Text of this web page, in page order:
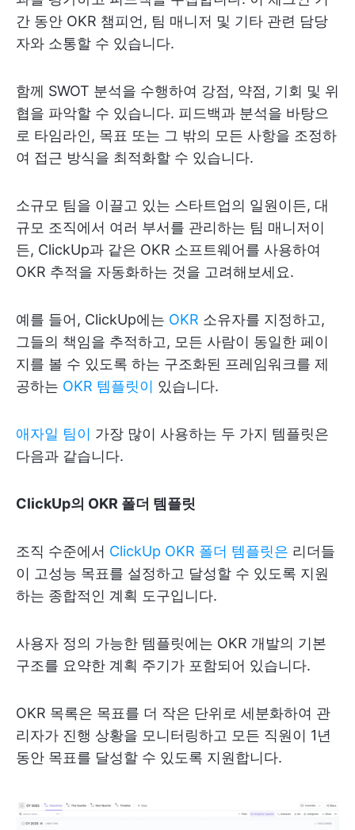
간 동안 OKR 챔피언, 팀 매니저 및 기타 관련 담당
자와 소통할 수 있습니다.
함께 SWOT 분석을 수행하여 강점, 약점, 기회 및 위
협을 파악할 수 있습니다. 피드백과 분석을 바탕으
로 타임라인, 목표 또는 그 밖의 모든 사항을 조정하
여 접근 방식을 최적화할 수 있습니다.
소규모 팀을 이끌고 있는 스타트업의 일원이든, 대
규모 조직에서 여러 부서를 관리하는 팀 매니저이
든, ClickUp과 같은 OKR 소프트웨어를 사용하여
OKR 추적을 자동화하는 것을 고려해보세요.
예를 들어, ClickUp에는 OKR 소유자를 지정하고,
그들의 책임을 추적하고, 모든 사람이 동일한 페이
지를 볼 수 있도록 하는 구조화된 프레임워크를 제
공하는 OKR 템플릿이 있습니다.
애자일 팀이 가장 많이 사용하는 두 가지 템플릿은
다음과 같습니다.
ClickUp의 OKR 폴더 템플릿
조직 수준에서 ClickUp OKR 폴더 템플릿은 리더들
이 고성능 목표를 설정하고 달성할 수 있도록 지원
하는 종합적인 계획 도구입니다.
사용자 정의 가능한 템플릿에는 OKR 개발의 기본
구조를 요약한 계획 주기가 포함되어 있습니다.
OKR 목록은 목표를 더 작은 단위로 세분화하여 관
리자가 진행 상황을 모니터링하고 모든 직원이 1년
동안 목표를 달성할 수 있도록 지원합니다.